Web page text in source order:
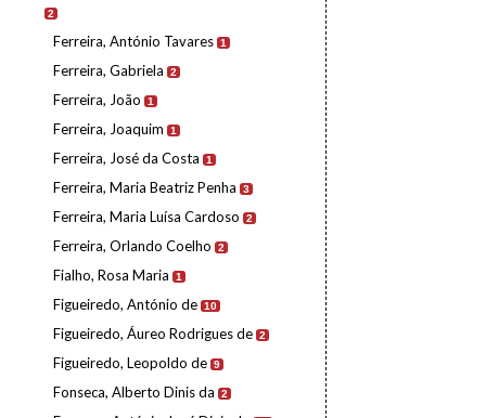
2
Ferreira, António Tavares 1
Ferreira, Gabriela 2
Ferreira, João 1
Ferreira, Joaquim 1
Ferreira, José da Costa 1
Ferreira, Maria Beatriz Penha 3
Ferreira, Maria Luísa Cardoso 2
Ferreira, Orlando Coelho 2
Fialho, Rosa Maria 1
Figueiredo, António de 10
Figueiredo, Áureo Rodrigues de 2
Figueiredo, Leopoldo de 9
Fonseca, Alberto Dinis da 2